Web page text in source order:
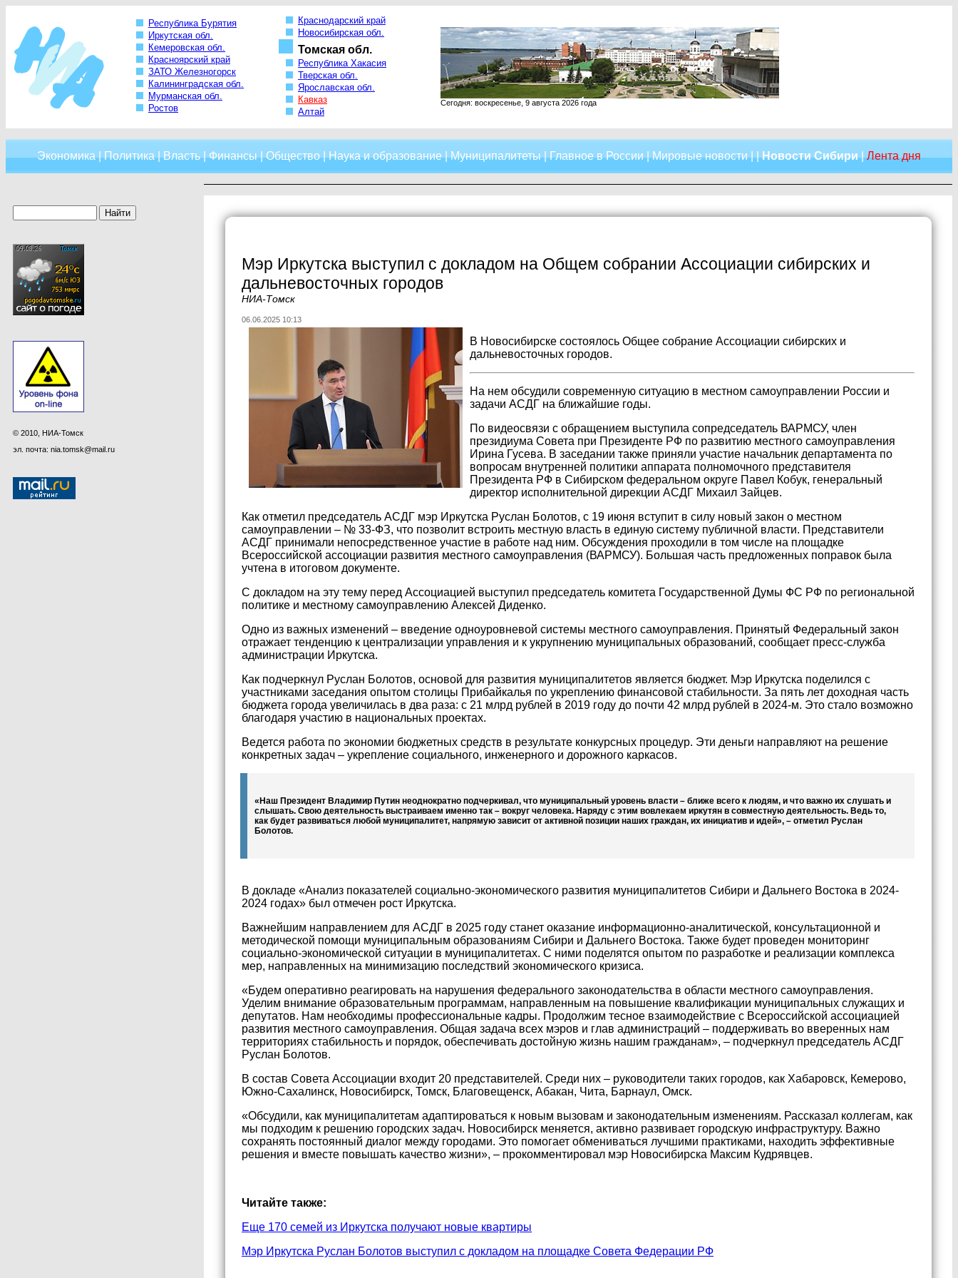
Республика Бурятия
Иркутская обл.
Кемеровская обл.
Красноярский край
ЗАТО Железногорск
Калининградская обл.
Мурманская обл.
Ростов
Краснодарский край
Новосибирская обл.
Томская обл.
Республика Хакасия
Тверская обл.
Ярославская обл.
Кавказ
Алтай
Сегодня: воскресенье, 9 августа 2026 года
Экономика|Политика|Власть|Финансы|Общество|Наука и образование|Муниципалитеты|Главное в России|Мировые новости| |Новости Сибири|Лента дня
© 2010, НИА-Томск
эл. почта: nia.tomsk@mail.ru
Мэр Иркутска выступил с докладом на Общем собрании Ассоциации сибирских и
дальневосточных городов
НИА-Томск
06.06.2025 10:13
В Новосибирске состоялось Общее собрание Ассоциации сибирских и
дальневосточных городов.
На нем обсудили современную ситуацию в местном самоуправлении России и
задачи АСДГ на ближайшие годы.
По видеосвязи с обращением выступила сопредседатель ВАРМСУ, член
президиума Совета при Президенте РФ по развитию местного самоуправления
Ирина Гусева. В заседании также приняли участие начальник департамента по
вопросам внутренней политики аппарата полномочного представителя
Президента РФ в Сибирском федеральном округе Павел Кобук, генеральный
директор исполнительной дирекции АСДГ Михаил Зайцев.
Как отметил председатель АСДГ мэр Иркутска Руслан Болотов, с 19 июня вступит в силу новый закон о местном
самоуправлении – № 33-ФЗ, что позволит встроить местную власть в единую систему публичной власти. Представители
АСДГ принимали непосредственное участие в работе над ним. Обсуждения проходили в том числе на площадке
Всероссийской ассоциации развития местного самоуправления (ВАРМСУ). Большая часть предложенных поправок была
учтена в итоговом документе.
С докладом на эту тему перед Ассоциацией выступил председатель комитета Государственной Думы ФС РФ по региональной
политике и местному самоуправлению Алексей Диденко.
Одно из важных изменений – введение одноуровневой системы местного самоуправления. Принятый Федеральный закон
отражает тенденцию к централизации управления и к укрупнению муниципальных образований, сообщает пресс-служба
администрации Иркутска.
Как подчеркнул Руслан Болотов, основой для развития муниципалитетов является бюджет. Мэр Иркутска поделился с
участниками заседания опытом столицы Прибайкалья по укреплению финансовой стабильности. За пять лет доходная часть
бюджета города увеличилась в два раза: с 21 млрд рублей в 2019 году до почти 42 млрд рублей в 2024-м. Это стало возможно
благодаря участию в национальных проектах.
Ведется работа по экономии бюджетных средств в результате конкурсных процедур. Эти деньги направляют на решение
конкретных задач – укрепление социального, инженерного и дорожного каркасов.
«Наш Президент Владимир Путин неоднократно подчеркивал, что муниципальный уровень власти – ближе всего к людям, и что важно их слушать и
слышать. Свою деятельность выстраиваем именно так – вокруг человека. Наряду с этим вовлекаем иркутян в совместную деятельность. Ведь то,
как будет развиваться любой муниципалитет, напрямую зависит от активной позиции наших граждан, их инициатив и идей», – отметил Руслан
Болотов.
В докладе «Анализ показателей социально-экономического развития муниципалитетов Сибири и Дальнего Востока в 2024-
2024 годах» был отмечен рост Иркутска.
Важнейшим направлением для АСДГ в 2025 году станет оказание информационно-аналитической, консультационной и
методической помощи муниципальным образованиям Сибири и Дальнего Востока. Также будет проведен мониторинг
социально-экономической ситуации в муниципалитетах. С ними поделятся опытом по разработке и реализации комплекса
мер, направленных на минимизацию последствий экономического кризиса.
«Будем оперативно реагировать на нарушения федерального законодательства в области местного самоуправления.
Уделим внимание образовательным программам, направленным на повышение квалификации муниципальных служащих и
депутатов. Нам необходимы профессиональные кадры. Продолжим тесное взаимодействие с Всероссийской ассоциацией
развития местного самоуправления. Общая задача всех мэров и глав администраций – поддерживать во вверенных нам
территориях стабильность и порядок, обеспечивать достойную жизнь нашим гражданам», – подчеркнул председатель АСДГ
Руслан Болотов.
В состав Совета Ассоциации входит 20 представителей. Среди них – руководители таких городов, как Хабаровск, Кемерово,
Южно-Сахалинск, Новосибирск, Томск, Благовещенск, Абакан, Чита, Барнаул, Омск.
«Обсудили, как муниципалитетам адаптироваться к новым вызовам и законодательным изменениям. Рассказал коллегам, как
мы подходим к решению городских задач. Новосибирск меняется, активно развивает городскую инфраструктуру. Важно
сохранять постоянный диалог между городами. Это помогает обмениваться лучшими практиками, находить эффективные
решения и вместе повышать качество жизни», – прокомментировал мэр Новосибирска Максим Кудрявцев.
Читайте также:
Еще 170 семей из Иркутска получают новые квартиры
Мэр Иркутска Руслан Болотов выступил с докладом на площадке Совета Федерации РФ